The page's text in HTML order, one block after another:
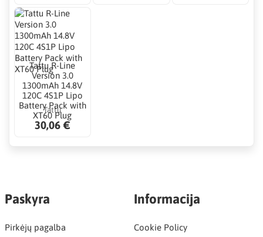
Tattu R-Line
Version 3.0
1300mAh 14.8V
120C 4S1P Lipo
Battery Pack with
XT60 Plug
Tattu
30,06 €
Paskyra
Pirkėjų pagalba
Informacija
Cookie Policy